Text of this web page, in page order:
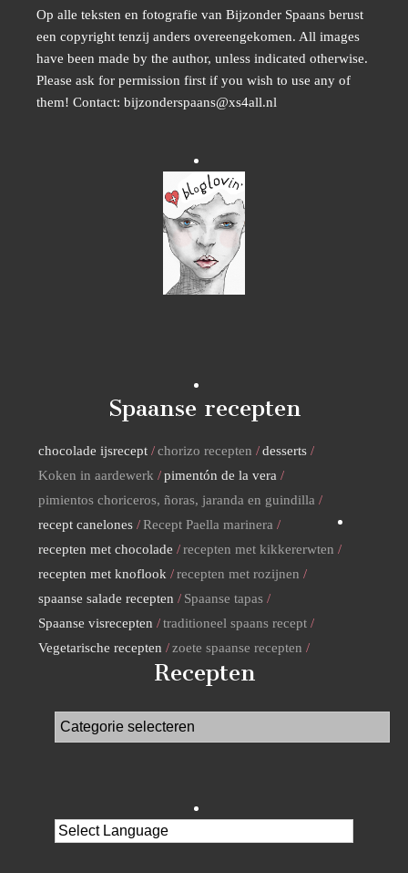
Op alle teksten en fotografie van Bijzonder Spaans berust
een copyright tenzij anders overeengekomen. All images
have been made by the author, unless indicated otherwise.
Please ask for permission first if you wish to use any of
them! Contact: bijzonderspaans@xs4all.nl
Spaanse recepten
chocolade ijsrecept chorizo recepten
desserts
Koken in aardewerk
pimentón de la vera
pimientos choriceros, ñoras, jaranda en guindilla
recept canelones
Recept Paella marinera
recepten met chocolade
recepten met kikkererwten
recepten met knoflook
recepten met rozijnen
spaanse salade recepten
Spaanse tapas
Spaanse visrecepten
traditioneel spaans recept
Vegetarische recepten
zoete spaanse recepten
Recepten